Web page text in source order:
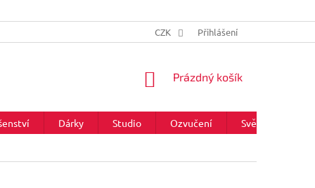
CZK Přihlášení
NÁKUPNÍ
Prázdný košík
Dárky Studio Ozvučení Světla